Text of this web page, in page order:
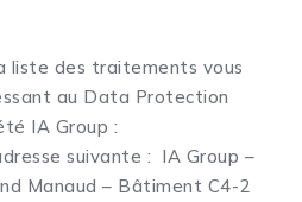
liste des traitements vous
au Data Protection
IA Group :
suivante : IA Group –
Manaud – Bâtiment C4-2